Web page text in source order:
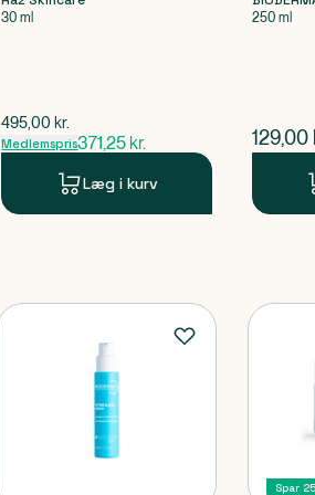
30 ml
$gammel pris
495,00 kr.
Medlemspris371,25 kr.
Læg i kurv
250 ml
$
129,00
Spar